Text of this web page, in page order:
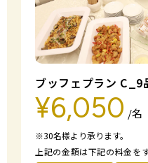
ブッフェプラン C_9
¥6,050 /名
※30名様より承ります。
上記の金額は下記の料金を